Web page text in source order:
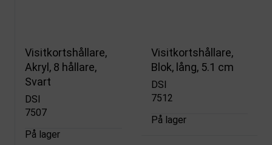
Visitkortshållare,
Akryl, 8 hållare,
Svart
DSI
7507
På lager
Visitkortshållare,
Blok, lång, 5.1 cm
DSI
7512
På lager